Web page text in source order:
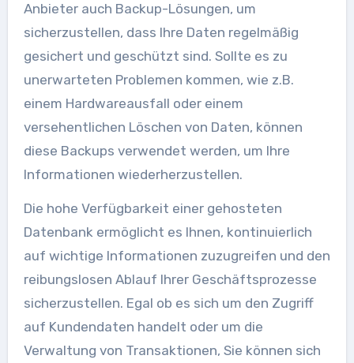
Anbieter auch Backup-Lösungen, um
sicherzustellen, dass Ihre Daten regelmäßig
gesichert und geschützt sind. Sollte es zu
unerwarteten Problemen kommen, wie z.B.
einem Hardwareausfall oder einem
versehentlichen Löschen von Daten, können
diese Backups verwendet werden, um Ihre
Informationen wiederherzustellen.
Die hohe Verfügbarkeit einer gehosteten
Datenbank ermöglicht es Ihnen, kontinuierlich
auf wichtige Informationen zuzugreifen und den
reibungslosen Ablauf Ihrer Geschäftsprozesse
sicherzustellen. Egal ob es sich um den Zugriff
auf Kundendaten handelt oder um die
Verwaltung von Transaktionen, Sie können sich